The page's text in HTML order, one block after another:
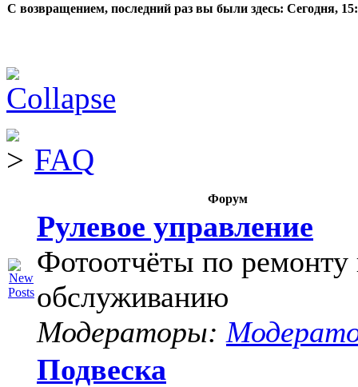
С возвращением, последний раз вы были здесь: Сегодня,
FAQ
Форум
Рулевое управление
Фотоотчёты по ремонту
обслуживанию
Модераторы:
Подвеска